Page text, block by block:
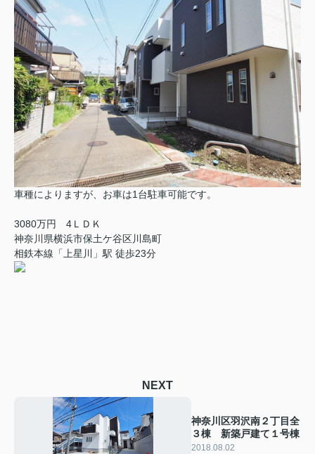
車種によりますが、お車は1台駐車可能です。
3080万円 4ＬＤＫ
神奈川県横浜市保土ケ谷区川島町
相鉄本線「上星川」駅 徒歩23分
NEXT
神奈川区羽沢南２丁目全
３棟 新築戸建て１号棟
2018.08.02